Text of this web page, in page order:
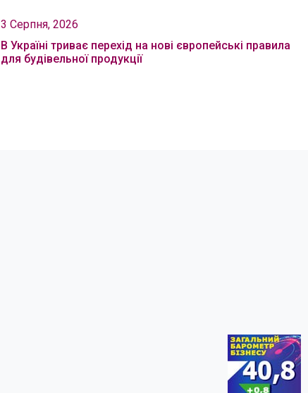
3 Серпня, 2026
В Україні триває перехід на нові європейські правила
для будівельної продукції